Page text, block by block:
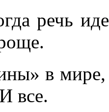
речь
в мире,
все.